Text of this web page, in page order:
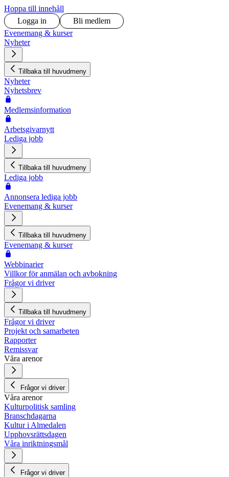
Hoppa till innehåll
Logga in
Bli medlem
Evenemang & kurser
Nyheter
Tillbaka till huvudmeny
Nyheter
Nyhetsbrev
Medlemsinformation
Arbetsgivarnytt
Lediga jobb
Tillbaka till huvudmeny
Lediga jobb
Annonsera lediga jobb
Evenemang & kurser
Tillbaka till huvudmeny
Evenemang & kurser
Webbinarier
Villkor för anmälan och avbokning
Frågor vi driver
Tillbaka till huvudmeny
Frågor vi driver
Projekt och samarbeten
Rapporter
Remissvar
Våra arenor
Frågor vi driver
Våra arenor
Kulturpolitisk samling
Branschdagarna
Kultur i Almedalen
Upphovsrättsdagen
Våra inriktningsmål
Frågor vi driver